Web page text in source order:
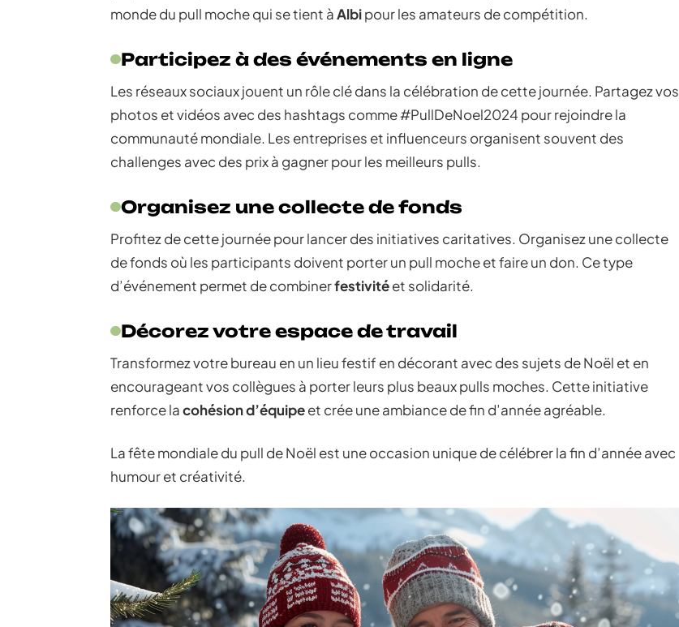
monde du pull moche qui se tient àAlbipour les amateurs de compétition.
Participez à des événements en ligne
Les réseaux sociaux jouent un rôle clé dans la célébration de cette journée. Partagez vos
photos et vidéos avec des hashtags comme #PullDeNoel2024 pour rejoindre la
communauté mondiale. Les entreprises et influenceurs organisent souvent des
challenges avec des prix à gagner pour les meilleurs pulls.
Organisez une collecte de fonds
Profitez de cette journée pour lancer des initiatives caritatives. Organisez une collecte
de fonds où les participants doivent porter un pull moche et faire un don. Ce type
d’événement permet de combinerfestivitéet solidarité.
Décorez votre espace de travail
Transformez votre bureau en un lieu festif en décorant avec des sujets de Noël et en
encourageant vos collègues à porter leurs plus beaux pulls moches. Cette initiative
renforce lacohésion d’équipeet crée une ambiance de fin d’année agréable.
La fête mondiale du pull de Noël est une occasion unique de célébrer la fin d’année avec
humour et créativité.